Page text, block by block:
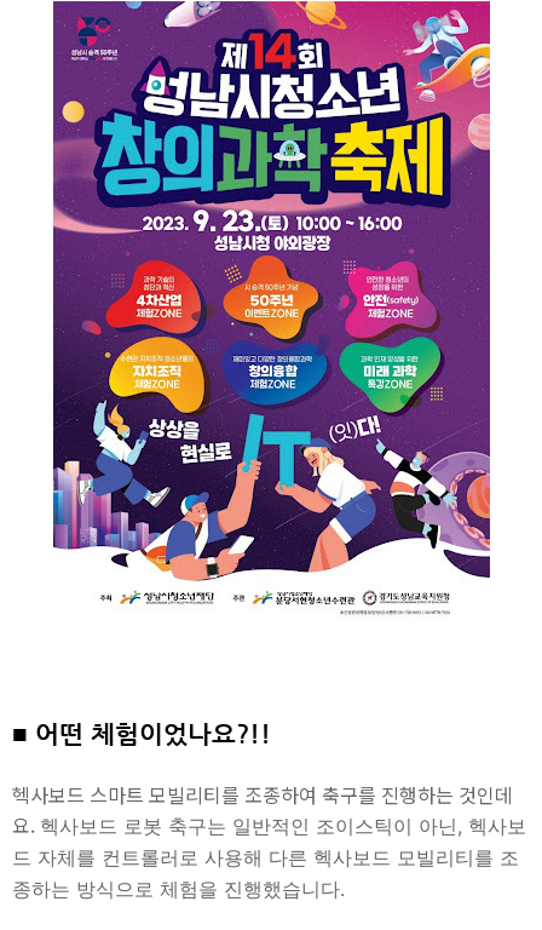
■ 어떤 체험이었나요?!!
헥사보드 스마트 모빌리티를 조종하여 축구를 진행하는 것인데
요. 헥사보드 로봇 축구는 일반적인 조이스틱이 아닌, 헥사보
드 자체를 컨트롤러로 사용해 다른 헥사보드 모빌리티를 조
종하는 방식으로 체험을 진행했습니다.